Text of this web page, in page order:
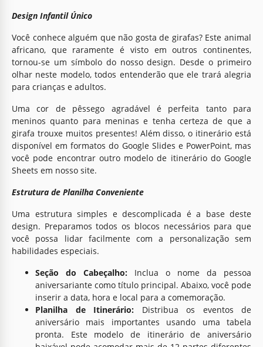
Design Infantil Único
Você conhece alguém que não gosta de girafas? Este animal
africano, que raramente é visto em outros continentes,
tornou-se um símbolo do nosso design. Desde o primeiro
olhar neste modelo, todos entenderão que ele trará alegria
para crianças e adultos.
Uma cor de pêssego agradável é perfeita tanto para
meninos quanto para meninas e tenha certeza de que a
girafa trouxe muitos presentes! Além disso, o itinerário está
disponível em formatos do Google Slides e PowerPoint, mas
você pode encontrar outro modelo de itinerário do Google
Sheets em nosso site.
Estrutura de Planilha Conveniente
Uma estrutura simples e descomplicada é a base deste
design. Preparamos todos os blocos necessários para que
você possa lidar facilmente com a personalização sem
habilidades especiais.
Seção do Cabeçalho: Inclua o nome da pessoa
aniversariante como título principal. Abaixo, você pode
inserir a data, hora e local para a comemoração.
Planilha de Itinerário: Distribua os eventos de
aniversário mais importantes usando uma tabela
pronta. Este modelo de itinerário de aniversário